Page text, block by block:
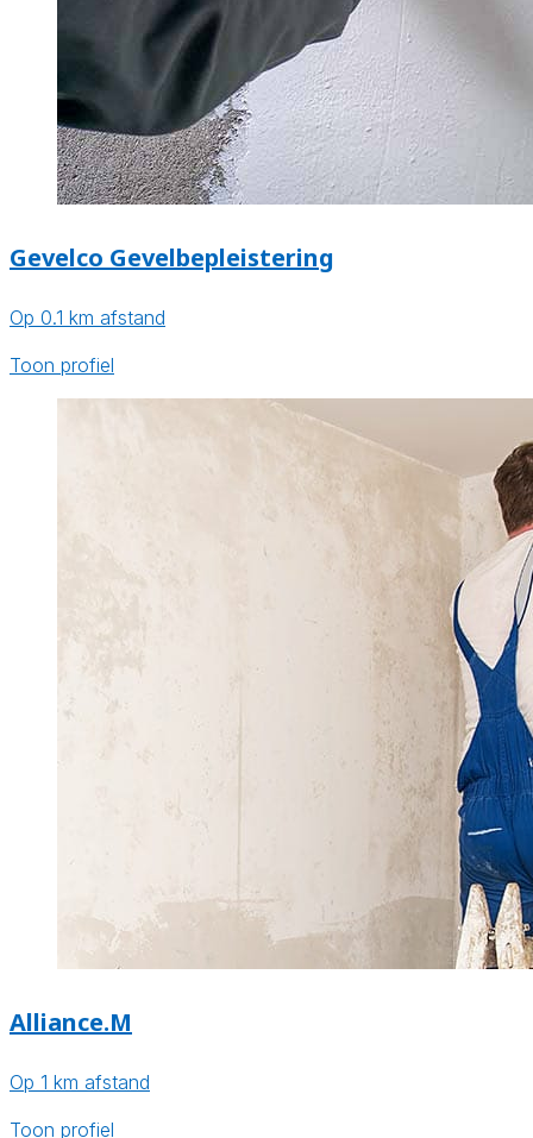
Gevelco Gevelbepleistering
Op 0.1 km afstand
Toon profiel
Alliance.M
Op 1 km afstand
Toon profiel